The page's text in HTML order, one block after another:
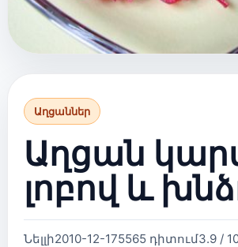
Աղցաններ
Աղցան
լոբով և
Նելլի2010-12-175565 դիտում3.9 /